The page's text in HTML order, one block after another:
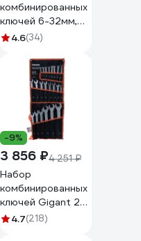
комбинированных
ключей 6-32мм,
26 предметов
W26126S
4.6(34)
-9%
3 856 ₽4 251 ₽
Набор
комбинированных
ключей Gigant 22
шт. в сумке, Сталь
4.7(218)